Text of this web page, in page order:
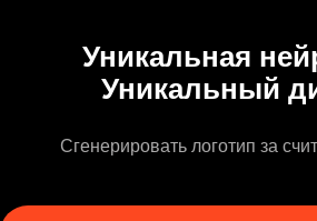
Уникальная
Уникальный
Сгенерировать логотип за